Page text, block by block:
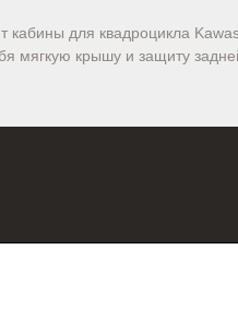
кабины для квадроцикла
мягкую крышу и защиту